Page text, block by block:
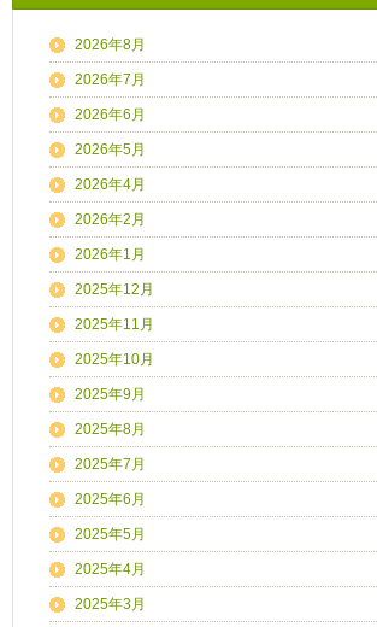
2026年8月
2026年7月
2026年6月
2026年5月
2026年4月
2026年2月
2026年1月
2025年12月
2025年11月
2025年10月
2025年9月
2025年8月
2025年7月
2025年6月
2025年5月
2025年4月
2025年3月